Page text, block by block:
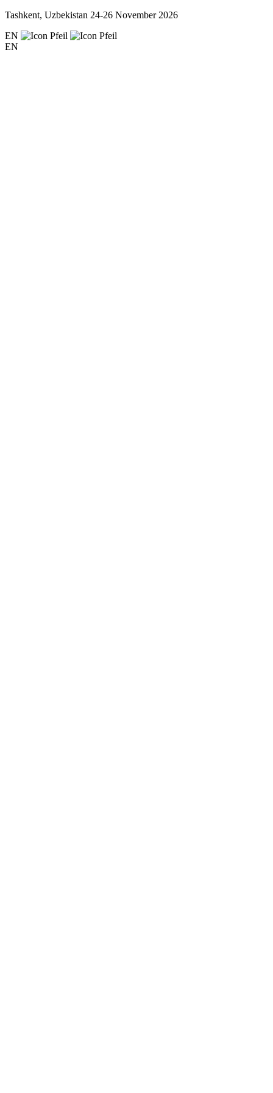
Tashkent, Uzbekistan 24-26 November 2026
EN
EN